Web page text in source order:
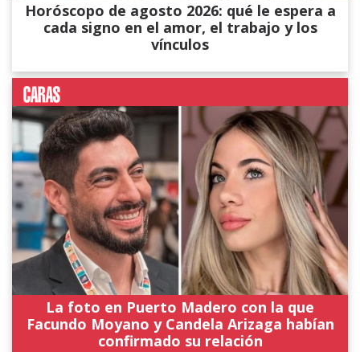
Horóscopo de agosto 2026: qué le espera a
cada signo en el amor, el trabajo y los
vínculos
La foto en Puerto Madero con la que
Facundo Moyano y Candela Arizaga habían
confirmado su relación